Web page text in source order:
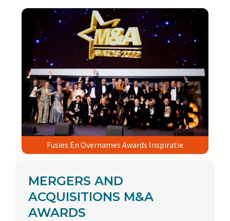
Fusies En Overnames Awards Inspiratie
MERGERS AND
ACQUISITIONS M&A
AWARDS